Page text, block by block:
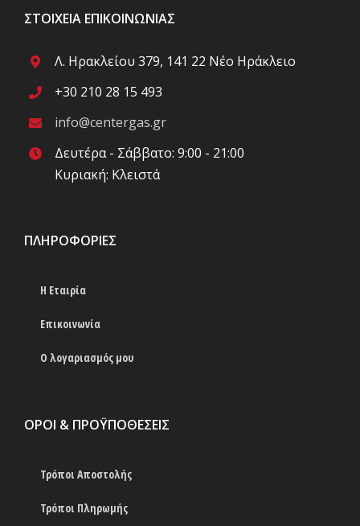
ΣΤΟΙΧΕΊΑ ΕΠΙΚΟΙΝΩΝΊΑΣ
Λ. Ηρακλείου 379, 141 22 Νέο Ηράκλειο
+30 210 28 15 493
info@centergas.gr
Δευτέρα - Σάββατο: 9:00 - 21:00
Κυριακή: Κλειστά
ΠΛΗΡΟΦΟΡΊΕΣ
Η Εταιρία
Επικοινωνία
Ο λογαριασμός μου
ΟΡΟΙ & ΠΡΟΫΠΟΘΕΣΕΙΣ
Τρόποι Αποστολής
Τρόποι Πληρωμής